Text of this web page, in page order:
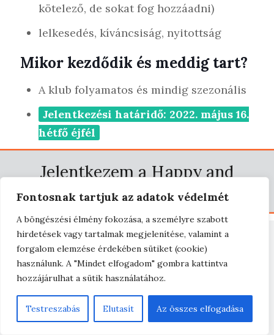
Fontosnak tartjuk az adatok védelmét
A böngészési élmény fokozása, a személyre szabott
hirdetések vagy tartalmak megjelenítése, valamint a
forgalom elemzése érdekében sütiket (cookie)
használunk. A "Mindet elfogadom" gombra kattintva
hozzájárulhat a sütik használatához.
Testreszabás Elutasít Az összes elfogadása
kötelező, de sokat fog hozzáadni)
lelkesedés, kíváncsiság, nyitottság
Mikor kezdődik és meddig tart?
A klub folyamatos és mindig szezonális
Jelentkezési határidő: 2022. május 16.
hétfő éjfél
Jelentkezem a Happy and
Healthy 5 elem konyha klubba!
Gyakori kérdések